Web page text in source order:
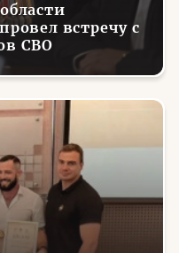
встречу с
СВО